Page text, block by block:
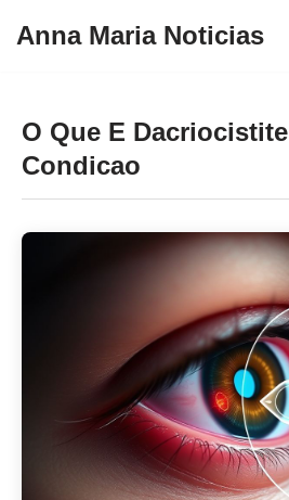
conteúdo
Anna Maria Noticias
O Que E
Condicao